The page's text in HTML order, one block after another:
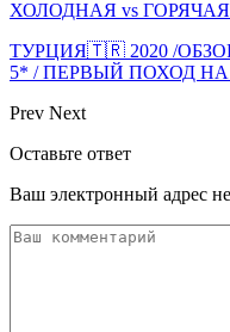
ХОЛОДНАЯ vs ГОРЯЧАЯ
ТУРЦИЯ🇹🇷 2020 /
5* / ПЕРВЫЙ ПОХОД
Prev Next
Оставьте ответ
Ваш электронный адрес